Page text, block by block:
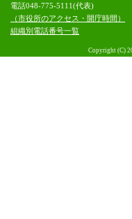
電話048-775-5111(代表)
（市役所のアクセス・開庁時間）
組織別電話番号一覧
Copyright (C)